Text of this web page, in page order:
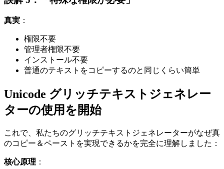
真実 ：
権限不要
管理者権限不要
インストール不要
普通のテキストをコピーするのと同じくらい簡単
Unicode グリッチテキストジェネレー
ターの使用を開始
これで、私たちのグリッチテキストジェネレーターがなぜ真
のコピー＆ペーストを実現できるかを完全に理解しました：
核心原理 ：